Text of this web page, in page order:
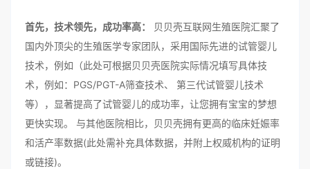
首先，技术领先，成功率高：
贝贝壳互联网生殖医院汇聚了
国内外顶尖的生殖医学专家团队，采用国际先进的试管婴儿
技术，例如（此处可根据贝贝壳医院实际情况填写具体技
术，例如：PGS/PGT-A筛查技术、 第三代试管婴儿技术
等），显著提高了试管婴儿的成功率，让您拥有宝宝的梦想
更快实现。 与其他医院相比，贝贝壳拥有更高的临床妊娠率
和活产率数据(此处需补充具体数据，并附上权威机构的证明
或链接)。